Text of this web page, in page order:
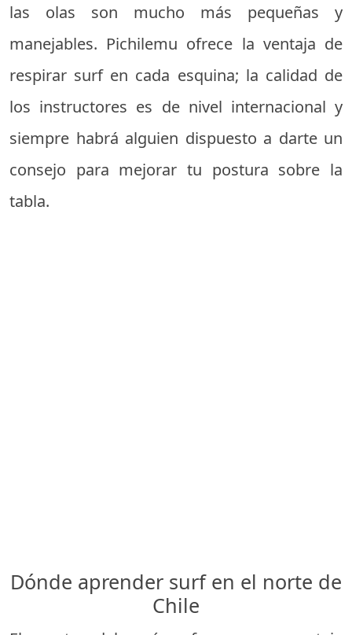
las olas son mucho más pequeñas y
manejables. Pichilemu ofrece la ventaja de
respirar surf en cada esquina; la calidad de
los instructores es de nivel internacional y
siempre habrá alguien dispuesto a darte un
consejo para mejorar tu postura sobre la
tabla.
Dónde aprender surf en el norte de
Chile